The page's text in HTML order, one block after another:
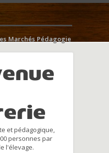
Marchés Pédagogie
et pédagogique,
personnes par
l'élevage.